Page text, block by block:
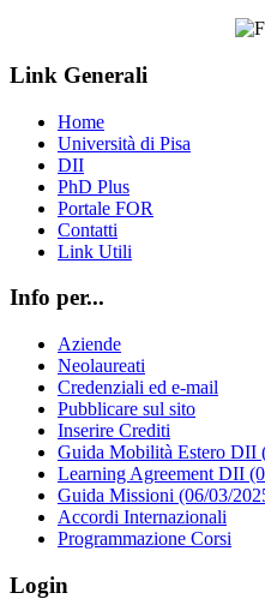
Link Generali
Home
Università di Pisa
DII
PhD Plus
Portale FOR
Contatti
Link Utili
Info per...
Aziende
Neolaureati
Credenziali ed e-mail
Pubblicare sul sito
Inserire Crediti
Guida Mobilità Estero DII
Learning Agreement DII
Guida Missioni (06/03/
Accordi Internazionali
Programmazione Corsi
Login